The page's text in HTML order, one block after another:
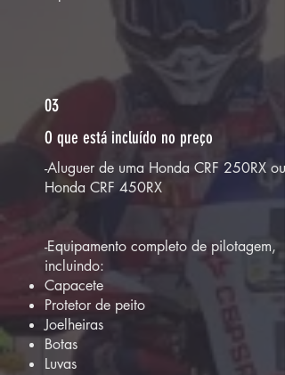
03
O que está incluído no preço
-Aluguer de uma Honda CRF 250RX ou
Honda CRF 450RX
-Equipamento completo de pilotagem,
incluindo:
Capacete
Protetor de peito
Joelheiras
Botas
Luvas